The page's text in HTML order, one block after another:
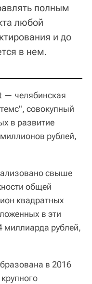
полным
любой
и до
в нем.
— челябинская
совокупный
в развитие
рублей,
свыше
общей
квадратных
в эти
миллиарда рублей,
в 2016